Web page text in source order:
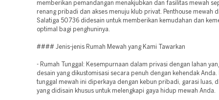
memberikan pemandangan menakjubkan dan fasilitas mewah
renang pribadi dan akses menuju klub privat. Penthouse mewah
Salatiga 50736 didesain untuk memberikan kemudahan dan
optimal bagi penghuninya.
#### Jenis-jenis Rumah Mewah yang Kami Tawarkan
- Rumah Tunggal: Kesempurnaan dalam privasi dengan lahan
desain yang dikustomisasi secara penuh dengan kehendak Anda.
tunggal mewah ini diperkaya dengan kebun pribadi, garasi luas,
yang didisain khusus untuk melengkapi gaya hidup mewah Anda.